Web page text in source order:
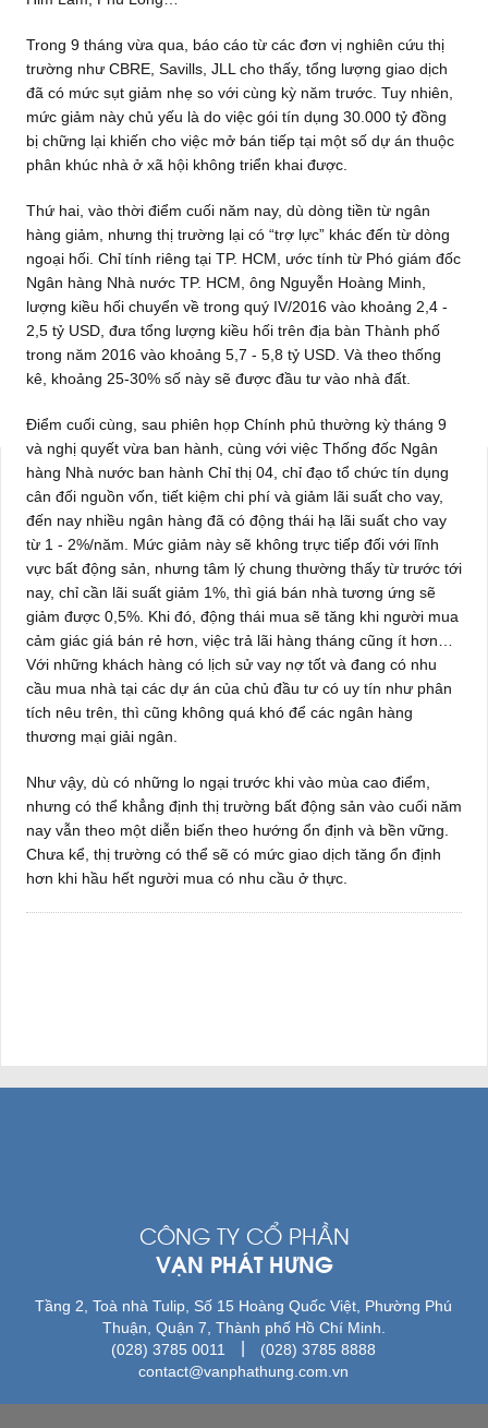
Trong 9 tháng vừa qua, báo cáo từ các đơn vị nghiên cứu thị
trường như CBRE, Savills, JLL cho thấy, tổng lượng giao dịch
đã có mức sụt giảm nhẹ so với cùng kỳ năm trước. Tuy nhiên,
mức giảm này chủ yếu là do việc gói tín dụng 30.000 tỷ đồng
bị chững lại khiến cho việc mở bán tiếp tại một số dự án thuộc
phân khúc nhà ở xã hội không triển khai được.
Thứ hai, vào thời điểm cuối năm nay, dù dòng tiền từ ngân
hàng giảm, nhưng thị trường lại có “trợ lực” khác đến từ dòng
ngoại hối. Chỉ tính riêng tại TP. HCM, ước tính từ Phó giám đốc
Ngân hàng Nhà nước TP. HCM, ông Nguyễn Hoàng Minh,
lượng kiều hối chuyển về trong quý IV/2016 vào khoảng 2,4 -
2,5 tỷ USD, đưa tổng lượng kiều hối trên địa bàn Thành phố
trong năm 2016 vào khoảng 5,7 - 5,8 tỷ USD. Và theo thống
kê, khoảng 25-30% số này sẽ được đầu tư vào nhà đất.
Điểm cuối cùng, sau phiên họp Chính phủ thường kỳ tháng 9
và nghị quyết vừa ban hành, cùng với việc Thống đốc Ngân
hàng Nhà nước ban hành Chỉ thị 04, chỉ đạo tổ chức tín dụng
cân đối nguồn vốn, tiết kiệm chi phí và giảm lãi suất cho vay,
đến nay nhiều ngân hàng đã có động thái hạ lãi suất cho vay
từ 1 - 2%/năm. Mức giảm này sẽ không trực tiếp đối với lĩnh
vực bất động sản, nhưng tâm lý chung thường thấy từ trước tới
nay, chỉ cần lãi suất giảm 1%, thì giá bán nhà tương ứng sẽ
giảm được 0,5%. Khi đó, động thái mua sẽ tăng khi người mua
cảm giác giá bán rẻ hơn, việc trả lãi hàng tháng cũng ít hơn…
Với những khách hàng có lịch sử vay nợ tốt và đang có nhu
cầu mua nhà tại các dự án của chủ đầu tư có uy tín như phân
tích nêu trên, thì cũng không quá khó để các ngân hàng
thương mại giải ngân.
Như vậy, dù có những lo ngại trước khi vào mùa cao điểm,
nhưng có thể khẳng định thị trường bất động sản vào cuối năm
nay vẫn theo một diễn biến theo hướng ổn định và bền vững.
Chưa kể, thị trường có thể sẽ có mức giao dịch tăng ổn định
hơn khi hầu hết người mua có nhu cầu ở thực.
CÔNG TY CỔ PHẦN
VẠN PHÁT HƯNG
Tầng 2, Toà nhà Tulip, Số 15 Hoàng Quốc Việt, Phường Phú
Thuận, Quận 7, Thành phố Hồ Chí Minh.
(028) 3785 0011
(028) 3785 8888
contact@vanphathung.com.vn